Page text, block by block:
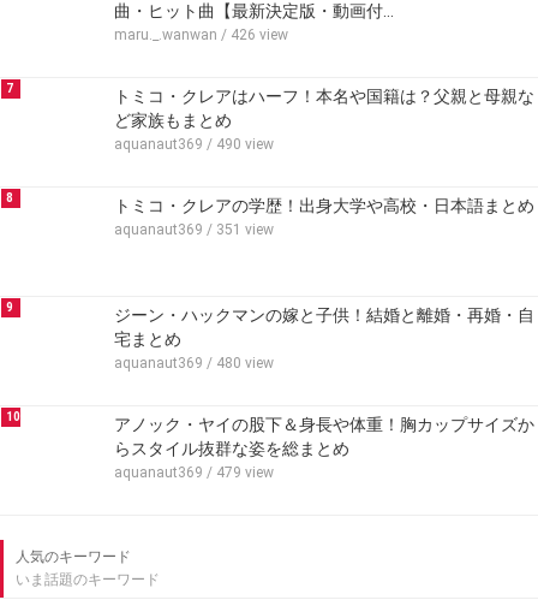
曲・ヒット曲【最新決定版・動画付…
maru._.wanwan / 426 view
7
トミコ・クレアはハーフ！本名や国籍は？父親と母親な
ど家族もまとめ
aquanaut369 / 490 view
8 トミコ・クレアの学歴！出身大学や高校・日本語まとめ
aquanaut369 / 351 view
9
ジーン・ハックマンの嫁と子供！結婚と離婚・再婚・自
宅まとめ
aquanaut369 / 480 view
10
アノック・ヤイの股下＆身長や体重！胸カップサイズか
らスタイル抜群な姿を総まとめ
aquanaut369 / 479 view
人気のキーワード
いま話題のキーワード